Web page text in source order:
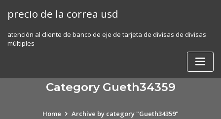
precio de la correa usd
atención al cliente de banco de eje de tarjeta de divisas de divisas
múltiples
Category Gueth34359
Home Archive by category "Gueth34359"